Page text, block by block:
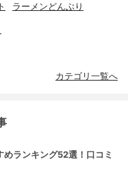
ラーメンどんぶり
カテゴリ一覧へ
ランキング52選！口コミ